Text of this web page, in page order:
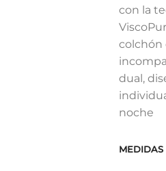
con la
colchón
dual,
noche
MEDIDAS